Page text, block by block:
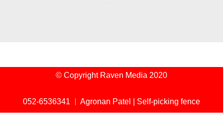
052-6536341 Agronan Patel | Self-picking fence
© Copyright Raven Media 2020